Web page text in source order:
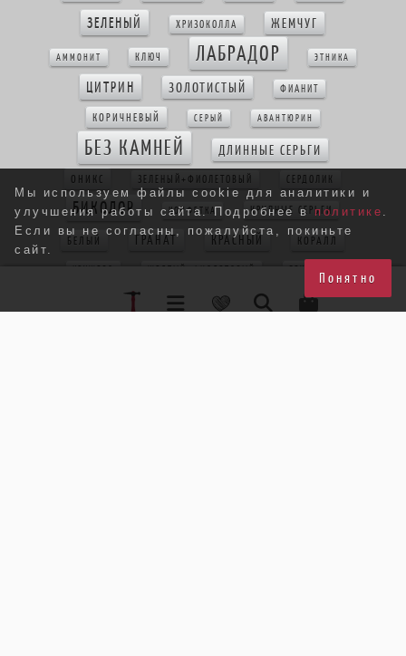
Мы используем файлы cookie для аналитики и
улучшения работы сайта. Подробнее в политике .
Если вы не согласны, пожалуйста, покиньте
сайт.
Понятно
ЗЕЛЕНЫЙ ХРИЗОКОЛЛА ЖЕМЧУГ
АММОНИТ КЛЮЧ ЛАБРАДОР ЭТНИКА
ЦИТРИН ЗОЛОТИСТЫЙ ФИАНИТ
КОРИЧНЕВЫЙ СЕРЫЙ АВАНТЮРИН
БЕЗ КАМНЕЙ ДЛИННЫЕ СЕРЬГИ
ОНИКС ЗЕЛЕНЫЙ+ФИОЛЕТОВЫЙ СЕРДОЛИК
БИКОЛОР КОНФЕТКА КРУПНЫЕ СЕРЬГИ
БЕЛЫЙ ГРАНАТ КРАСНЫЙ КОРАЛЛ
КРУЖЕВО ЖЕЛТЫЙ+ФИОЛЕТОВЫЙ БЕЖЕВЫЙ
КВАРЦ РУТИЛ БЕЛОМОРИТ АМАЗОНИТ